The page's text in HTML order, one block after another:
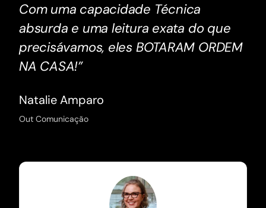
Com uma capacidade Técnica
absurda e uma leitura exata do que
precisávamos, eles BOTARAM ORDEM
NA CASA!”
Natalie Amparo
Out Comunicação